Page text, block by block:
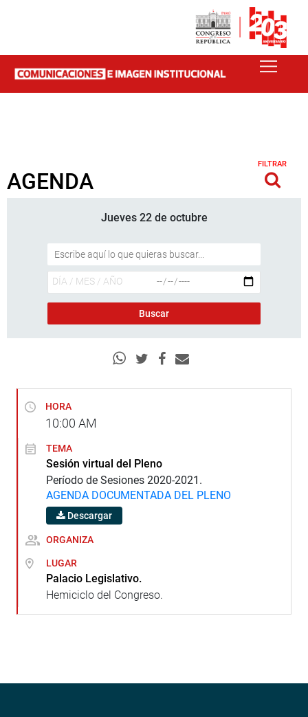
AGENDA
FILTRAR
Jueves 22 de octubre
HORA
10:00 AM
TEMA
Sesión virtual del Pleno
Período de Sesiones 2020-2021.
AGENDA DOCUMENTADA DEL PLENO
Descargar
ORGANIZA
LUGAR
Palacio Legislativo.
Hemiciclo del Congreso.